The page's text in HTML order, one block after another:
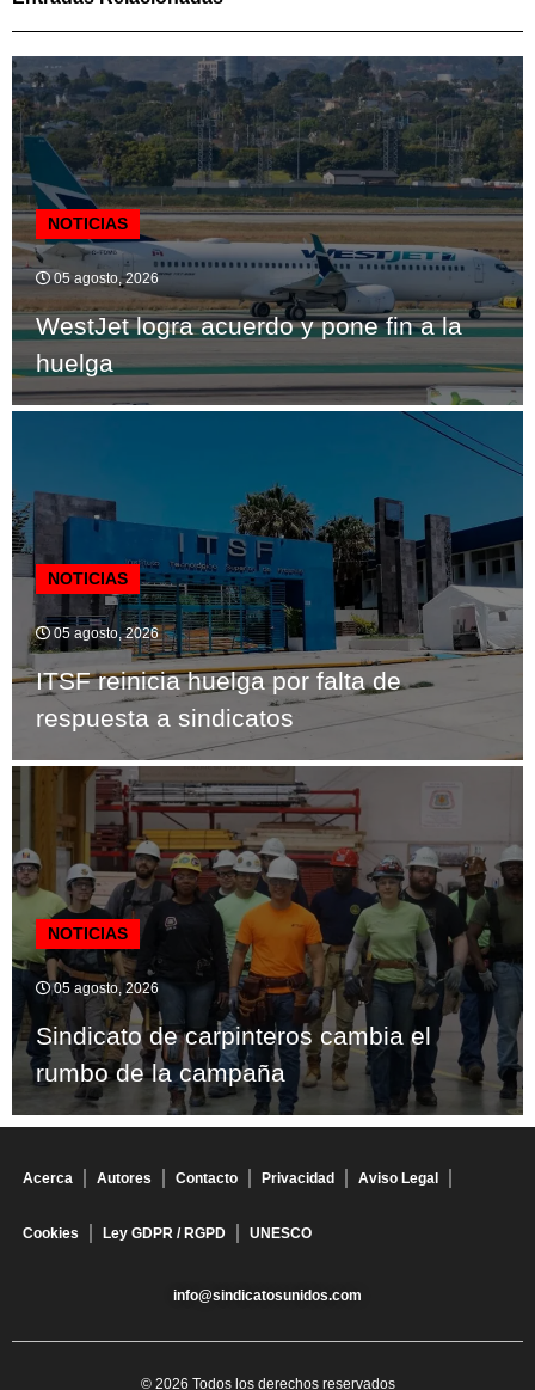
NOTICIAS
05 agosto, 2026
WestJet logra acuerdo y pone fin a la
huelga
NOTICIAS
05 agosto, 2026
ITSF reinicia huelga por falta de
respuesta a sindicatos
NOTICIAS
05 agosto, 2026
Sindicato de carpinteros cambia el
rumbo de la campaña
Acerca Autores Contacto Privacidad Aviso Legal
Cookies Ley GDPR / RGPD UNESCO
info@sindicatosunidos.com
© 2026 Todos los derechos reservados